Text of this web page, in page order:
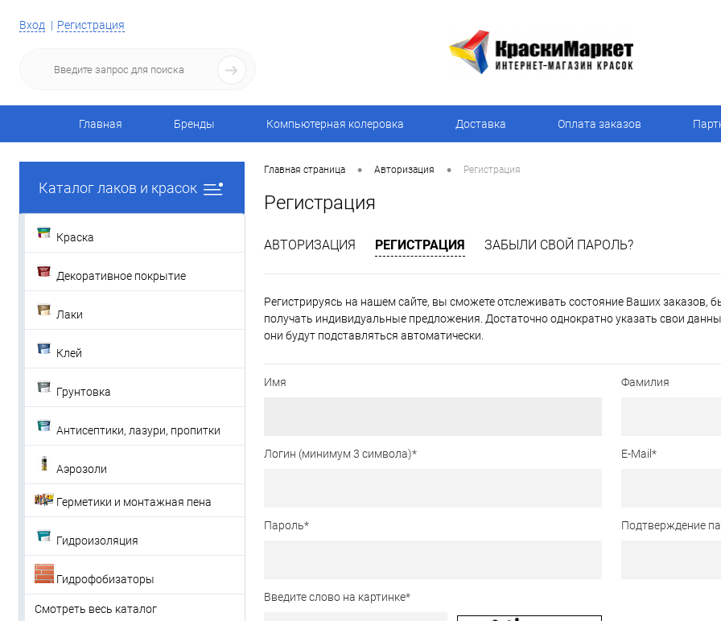
Вход Регистрация
Главная Бренды Компьютерная колеровка Доставка Оплата заказов
Каталог лаков и красок
Краска
Декоративное покрытие
Лаки
Клей
Грунтовка
Антисептики, лазури, пропитки
Аэрозоли
Герметики и монтажная пена
Гидроизоляция
Гидрофобизаторы
Смотреть весь каталог
Главная страница • Авторизация • Регистрация
Регистрация
АВТОРИЗАЦИЯ РЕГИСТРАЦИЯ ЗАБЫЛИ СВОЙ ПАРОЛЬ?
Регистрируясь на нашем сайте, вы сможете отслеживать состояние Ваших заказов,
получать индивидуальные предложения. Достаточно однократно указать свои
они будут подставляться автоматически.
Имя Фамилия
Логин (минимум 3 символа)* E-Mail *
Пароль* Подтверждение
Введите слово на картинке*